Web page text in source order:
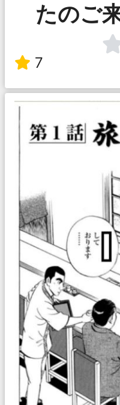
たのご
7